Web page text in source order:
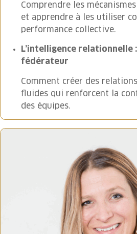
Comprendre les
et apprendre à les utiliser
performance collective.
L’intelligence relationnelle
fédérateur
Comment créer des
fluides qui renforcent la
des équipes.